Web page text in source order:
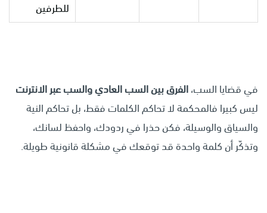
للطرفين
في قضايا السب،الفرق بين السب العادي والسب عبر الانترنت
ليس كبيرا فالمحكمة لا تحاكم الكلمات فقط، بل تحاكم النية
والسياق والوسيلة، فكن حذرا في ردودك، واحفظ لسانك،
وتذكّر أن كلمة واحدة قد توقعك في مشكلة قانونية طويلة.